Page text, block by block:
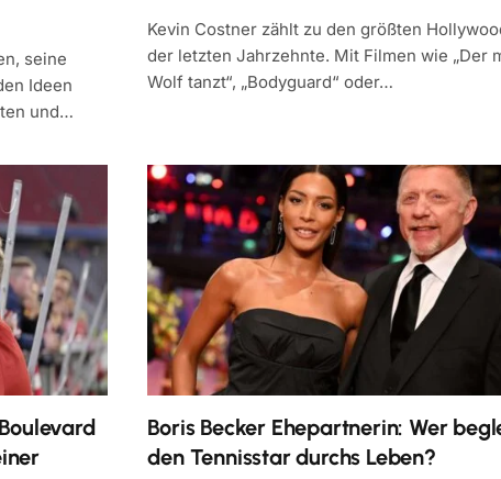
seine
Ideen
und…
Kevin Costner zählt zu den größten
der letzten Jahrzehnte. Mit Filmen wie „Der
Wolf tanzt“, „Bodyguard“ oder…
Boris Becker Ehepartnerin: Wer
den Tennisstar durchs Leben?